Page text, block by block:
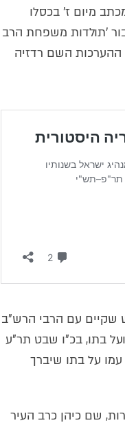
מיום ז' בכסלו
'תולדות משפחת הרב
ההערכות השם רדזיה
שקיים עם הרבי הרש"ב
בתו, בכ"ו שבט תר"ע
על בתו שיברך
שם כיהן כרב העיר